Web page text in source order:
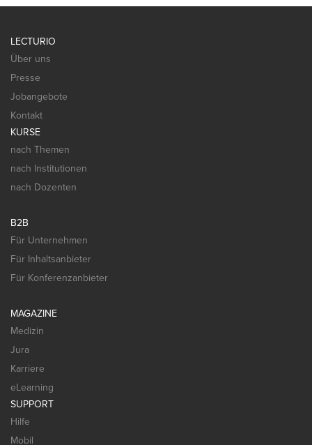
LECTURIO
Über uns
Presse
Jobangebote
Kontakt
KURSE
nach Themen
nach Institutionen
nach Dozenten
B2B
Für Unternehmen
Für Inhaltsanbieter
Für Konferenzanbieter
MAGAZINE
Medizin
Jura
Karriere
eLearning
SUPPORT
Hilfe
Mobil